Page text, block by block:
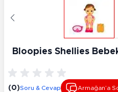
Bloopies Shellies
(0)Soru & Cevap Armağan’a